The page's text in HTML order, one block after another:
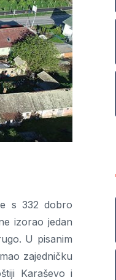
s 332 dobro
izorao jedan
U pisanim
zajedničku
Karaševo i